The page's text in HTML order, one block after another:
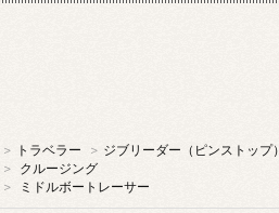
> トラベラー > ジブリーダー（ピンストップ）
> クルージング
> ミドルボートレーサー